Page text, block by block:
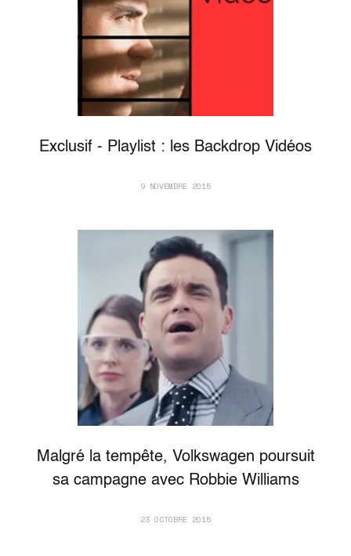
Exclusif - Playlist : les Backdrop Vidéos
9 NOVEMBRE 2015
Malgré la tempête, Volkswagen poursuit
sa campagne avec Robbie Williams
23 OCTOBRE 2015